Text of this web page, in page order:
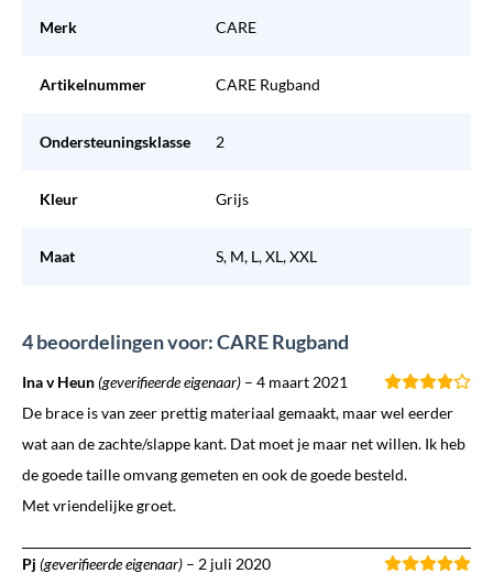
Merk CARE
Artikelnummer CARE Rugband
Ondersteuningsklasse 2
Kleur Grijs
Maat S, M, L, XL, XXL
4 beoordelingen voor: CARE Rugband
Ina v Heun(geverifieerde eigenaar) – 4 maart 2021
De brace is van zeer prettig materiaal gemaakt, maar wel eerder
wat aan de zachte/slappe kant. Dat moet je maar net willen. Ik heb
de goede taille omvang gemeten en ook de goede besteld.
Met vriendelijke groet.
Pj (geverifieerde eigenaar) – 2 juli 2020